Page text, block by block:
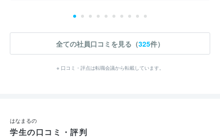
全ての社員口コミを見る（325件）
※ 口コミ・評点は転職会議から転載しています。
はなまるの
学生の口コミ・評判